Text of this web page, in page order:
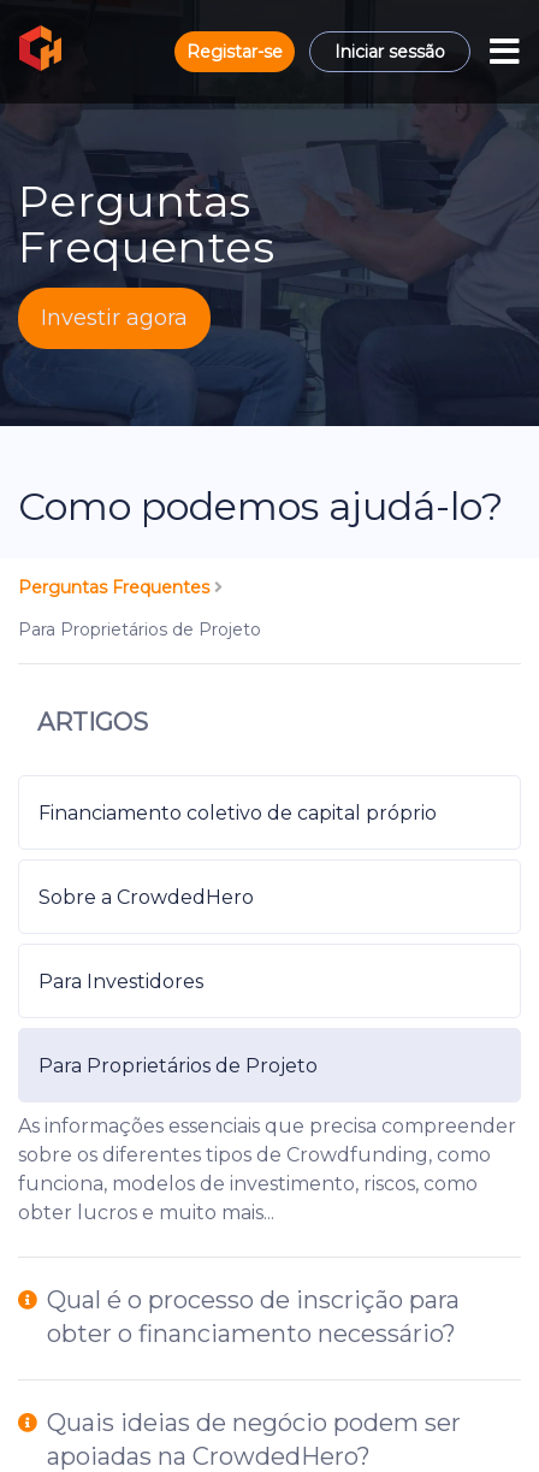
Registar-se Iniciar sessão
Perguntas
Frequentes
Investir agora
Como podemos ajudá-lo?
Perguntas Frequentes
Para Proprietários de Projeto
ARTIGOS
Financiamento coletivo de capital próprio
Sobre a CrowdedHero
Para Investidores
Para Proprietários de Projeto
As informações essenciais que precisa compreender
sobre os diferentes tipos de Crowdfunding, como
funciona, modelos de investimento, riscos, como
obter lucros e muito mais...
Qual é o processo de inscrição para
obter o financiamento necessário?
Quais ideias de negócio podem ser
apoiadas na CrowdedHero?